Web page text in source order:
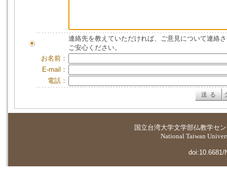
連絡先を教えていただければ、ご意見について連絡
ご安心ください。
お名前：
E-mail：
電話：
国立台湾大学文学部仏教学セ
National Taiwan
doi:10.6681/